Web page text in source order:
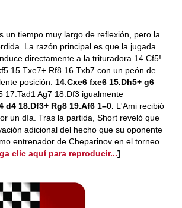
un tiempo muy largo de reflexión, pero la
La razón principal es que la jugada
directamente a la trituradora 14.Cf5!
15.Txe7+ Rf8 16.Txb7 con un peón de
posición. 14.Cxe6 fxe6 15.Dh5+ g6
17.Tad1 Ag7 18.Df3 igualmente
d4 18.Df3+ Rg8 19.Af6 1–0. L'Ami recibió
un día. Tras la partida, Short reveló que
adicional del hecho que su oponente
entrenador de Cheparinov en el torneo
clic aquí para reproducir...]